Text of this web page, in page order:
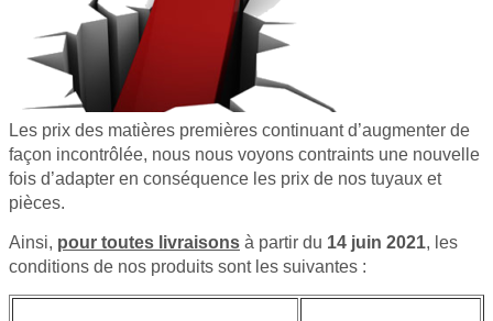
Les prix des matières premières continuant d’augmenter de
façon incontrôlée, nous nous voyons contraints une nouvelle
fois d’adapter en conséquence les prix de nos tuyaux et
pièces.
Ainsi, pour toutes livraisons à partir du 14 juin 2021, les
conditions de nos produits sont les suivantes :